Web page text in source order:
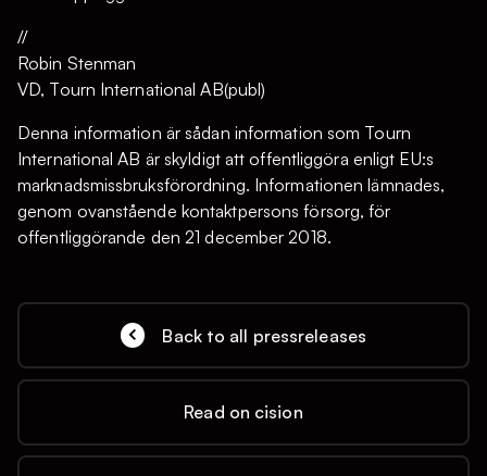
//
Robin Stenman
VD, Tourn International AB(publ)
Denna information är sådan information som Tourn
International AB är skyldigt att offentliggöra enligt EU:s
marknadsmissbruksförordning. Informationen lämnades,
genom ovanstående kontaktpersons försorg, för
offentliggörande den 21 december 2018.
Back to all pressreleases
Read on cision